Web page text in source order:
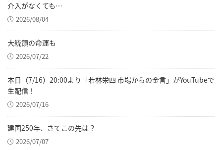
介入がなくても…
2026/08/04
大統領の命運も
2026/07/22
本日（7/16）20:00より「若林栄四 市場からの金言」がYouTubeで
生配信！
2026/07/16
建国250年、さてこの先は？
2026/07/07